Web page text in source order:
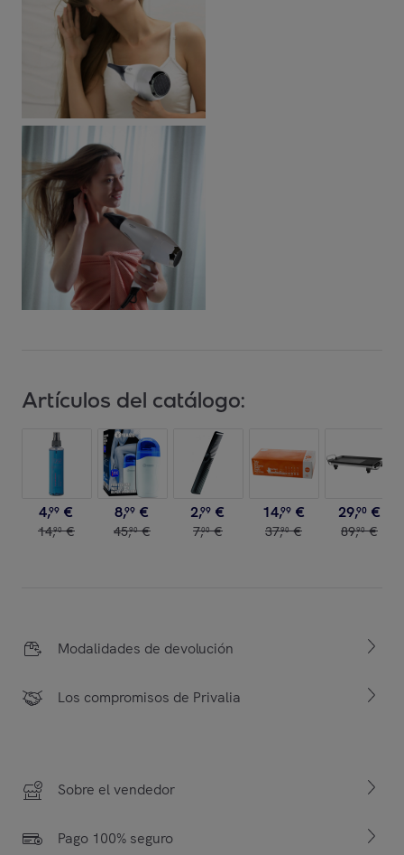
Artículos del catálogo:
4,99 €
14,90 €
8,99 €
45,90 €
2,99 €
7,00 €
14,99 €
37,90 €
29,90 €
89,90 €
Modalidades de devolución
Los compromisos de Privalia
Sobre el vendedor
Pago 100% seguro